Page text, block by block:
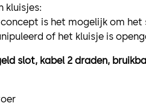
kluisjes:
is het mogelijk om
of het kluisje is
slot, kabel 2 draden,